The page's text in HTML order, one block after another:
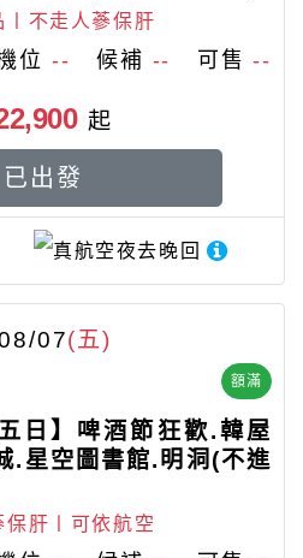
位 -- 候補 -- 可售--
不走人蔘保肝
真航空夜去晚回
起
已出發
額滿
07(五)
日】啤酒節狂歡.韓屋
.星空圖書館.明洞(不進
肝〡可依航空